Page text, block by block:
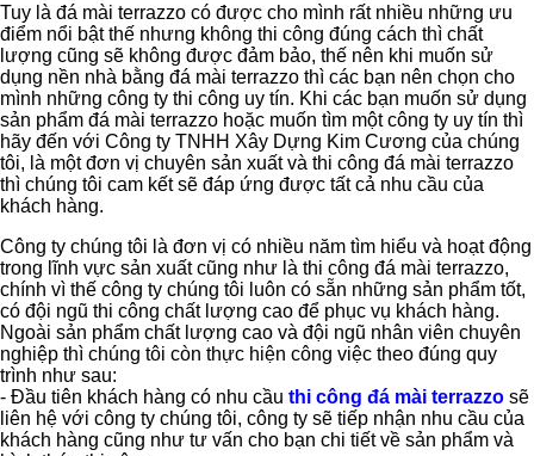
Tuy là đá mài terrazzo có được cho mình rất nhiều những ưu
điểm nổi bật thế nhưng không thi công đúng cách thì chất
lượng cũng sẽ không được đảm bảo, thế nên khi muốn sử
dụng nền nhà bằng đá mài terrazzo thì các bạn nên chọn cho
mình những công ty thi công uy tín. Khi các bạn muốn sử dụng
sản phẩm đá mài terrazzo hoặc muốn tìm một công ty uy tín thì
hãy đến với Công ty TNHH Xây Dựng Kim Cương của chúng
tôi, là một đơn vị chuyên sản xuất và thi công đá mài terrazzo
thì chúng tôi cam kết sẽ đáp ứng được tất cả nhu cầu của
khách hàng.
Công ty chúng tôi là đơn vị có nhiều năm tìm hiểu và hoạt động
trong lĩnh vực sản xuất cũng như là thi công đá mài terrazzo,
chính vì thế công ty chúng tôi luôn có sẵn những sản phẩm tốt,
có đội ngũ thi công chất lượng cao để phục vụ khách hàng.
Ngoài sản phẩm chất lượng cao và đội ngũ nhân viên chuyên
nghiệp thì chúng tôi còn thực hiện công việc theo đúng quy
trình như sau:
- Đầu tiên khách hàng có nhu cầu thi công đá mài terrazzo sẽ
liên hệ với công ty chúng tôi, công ty sẽ tiếp nhận nhu cầu của
khách hàng cũng như tư vấn cho bạn chi tiết về sản phẩm và